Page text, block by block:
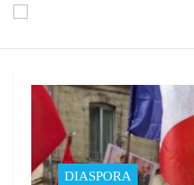
DIASPORA